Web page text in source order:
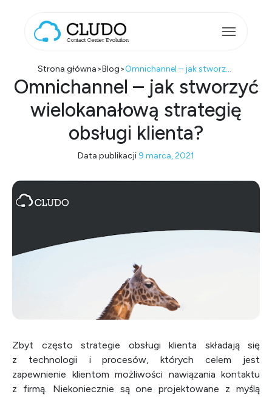
Main Navigation
Strona główna>Blog> Omnichannel – jak stworzyć wielokanałową strategię obsługi klienta?
Omnichannel – jak stworzyć
wielokanałową strategię
obsługi klienta?
Data publikacji 9 marca, 2021
Zbyt często strategie obsługi klienta składają się
z technologii i procesów, których celem jest
zapewnienie klientom możliwości nawiązania kontaktu
z firmą. Niekoniecznie są one projektowane z myślą